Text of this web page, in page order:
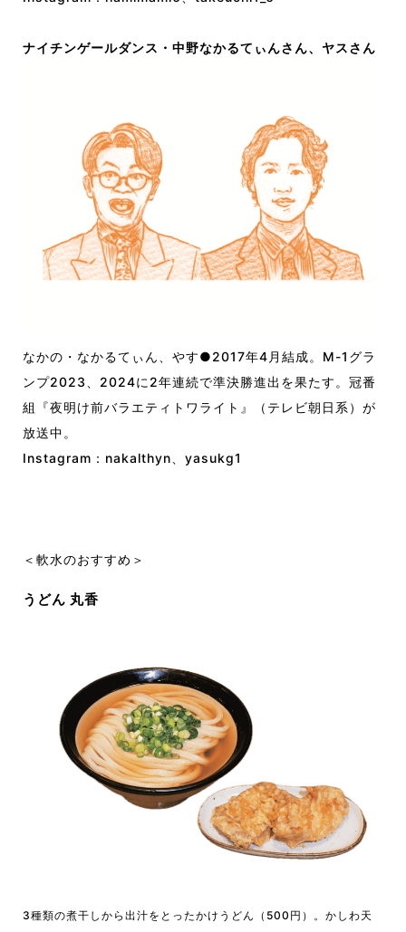
ナイチンゲールダンス・中野なかるてぃんさん、ヤスさん
なかの・なかるてぃん、やす●2017年4月結成。M-1グラ
ンプ2023、2024に2年連続で準決勝進出を果たす。冠番
組『夜明け前バラエティトワライト』（テレビ朝日系）が
放送中。
Instagram： nakalthyn yasukg1
＜軟水のおすすめ＞
うどん 丸香
3種類の煮干しから出汁をとったかけうどん（500円）。かしわ天